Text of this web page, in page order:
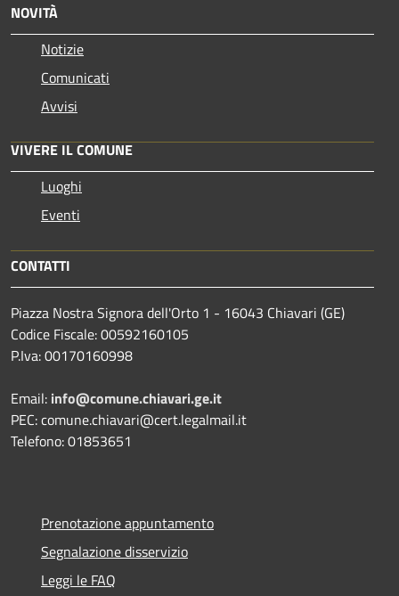
NOVITÀ
Notizie
Comunicati
Avvisi
VIVERE IL COMUNE
Luoghi
Eventi
CONTATTI
Piazza Nostra Signora dell'Orto 1 - 16043 Chiavari (GE)
Codice Fiscale: 00592160105
P.Iva: 00170160998
Email: info@comune.chiavari.ge.it
PEC: comune.chiavari@cert.legalmail.it
Telefono: 01853651
Prenotazione appuntamento
Segnalazione disservizio
Leggi le FAQ